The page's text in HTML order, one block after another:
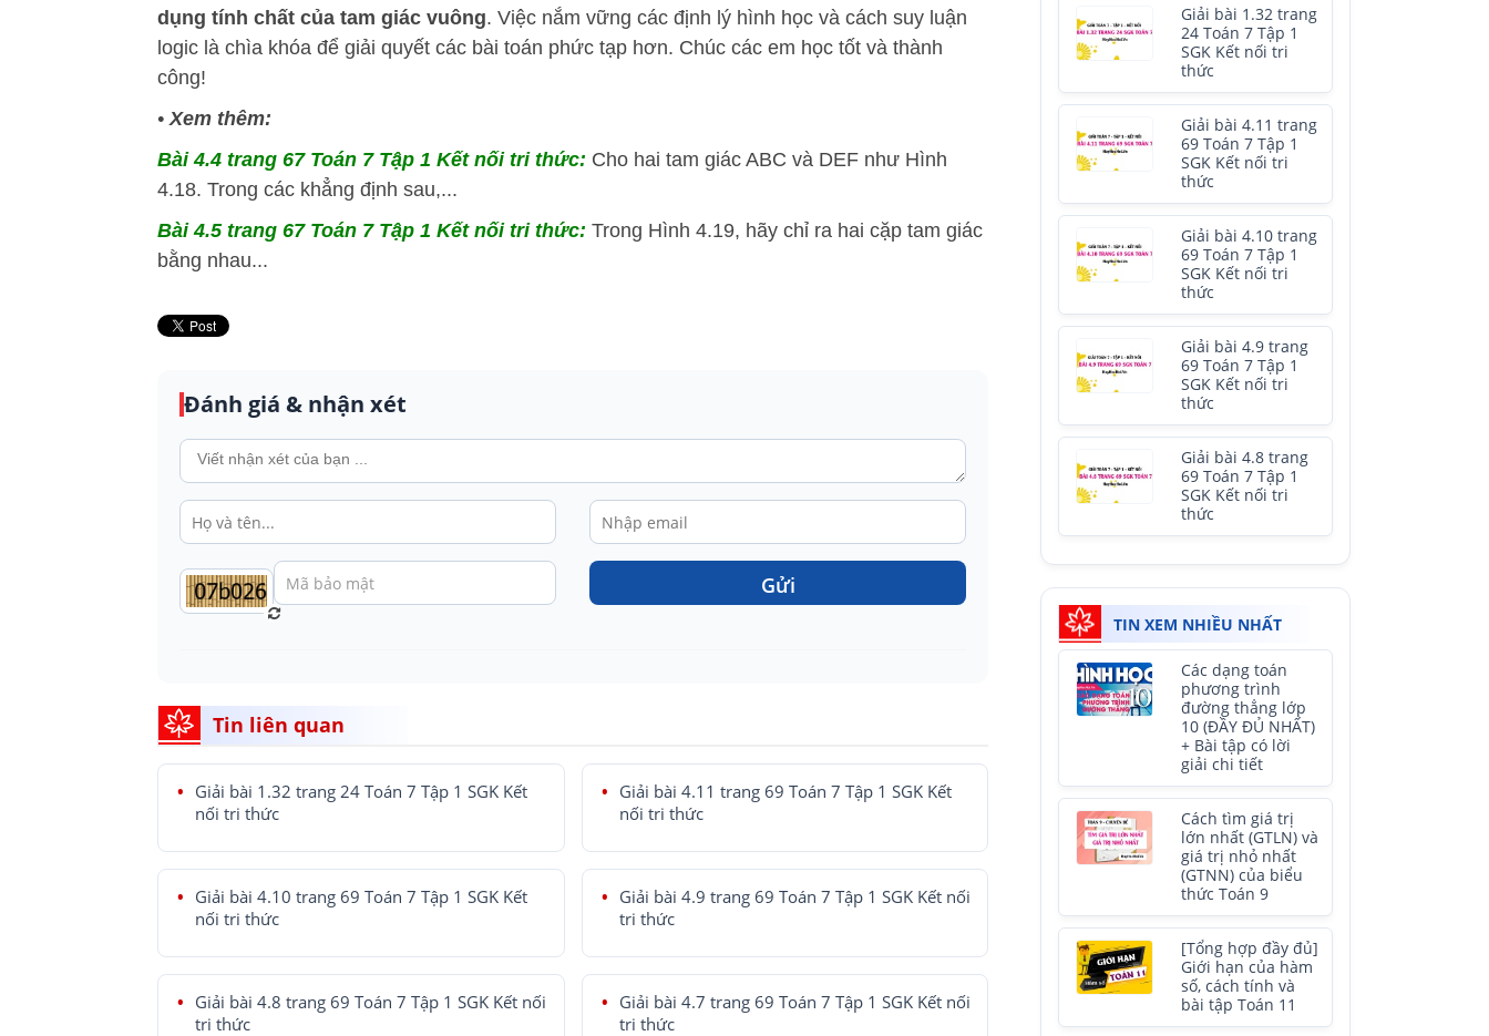
dụng tính chất của tam giác vuông. Việc nắm vững các định lý hình học và cách suy luận
logic là chìa khóa để giải quyết các bài toán phức tạp hơn. Chúc các em học tốt và thành
công!
•Xem thêm:
Bài 4.4 trang 67 Toán 7 Tập 1 Kết nối tri thức: Cho hai tam giác ABC và DEF như Hình
4.18. Trong các khẳng định sau,...
Bài 4.5 trang 67 Toán 7 Tập 1 Kết nối tri thức: Trong Hình 4.19, hãy chỉ ra hai cặp tam giác
bằng nhau...
Đánh giá & nhận xét
Gửi
Tin liên quan
Giải bài 1.32 trang 24 Toán 7 Tập 1 SGK Kết
nối tri thức
Giải bài 4.11 trang 69 Toán 7 Tập 1 SGK Kết
nối tri thức
Giải bài 4.10 trang 69 Toán 7 Tập 1 SGK Kết
nối tri thức
Giải bài 4.9 trang 69 Toán 7 Tập 1 SGK Kết nối
tri thức
Giải bài 4.8 trang 69 Toán 7 Tập 1 SGK Kết nối
tri thức
Giải bài 4.7 trang 69 Toán 7 Tập 1 SGK Kết nối
tri thức
Giải bài 1.32 trang
24 Toán 7 Tập 1
SGK Kết nối tri
thức
Giải bài 4.11 trang
69 Toán 7 Tập 1
SGK Kết nối tri
thức
Giải bài 4.10 trang
69 Toán 7 Tập 1
SGK Kết nối tri
thức
Giải bài 4.9 trang
69 Toán 7 Tập 1
SGK Kết nối tri
thức
Giải bài 4.8 trang
69 Toán 7 Tập 1
SGK Kết nối tri
thức
TIN XEM NHIỀU NHẤT
Các dạng toán
phương trình
đường thẳng lớp
10 (ĐẦY ĐỦ NHẤT)
+ Bài tập có lời
giải chi tiết
Cách tìm giá trị
lớn nhất (GTLN) và
giá trị nhỏ nhất
(GTNN) của biểu
thức Toán 9
[Tổng hợp đầy đủ]
Giới hạn của hàm
số, cách tính và
bài tập Toán 11